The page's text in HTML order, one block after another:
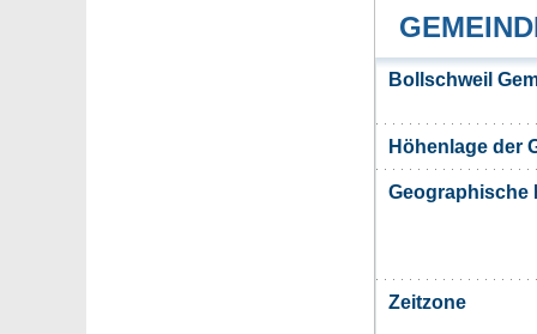
Bollschweil
Höhenlage der
Geographische
Zeitzone